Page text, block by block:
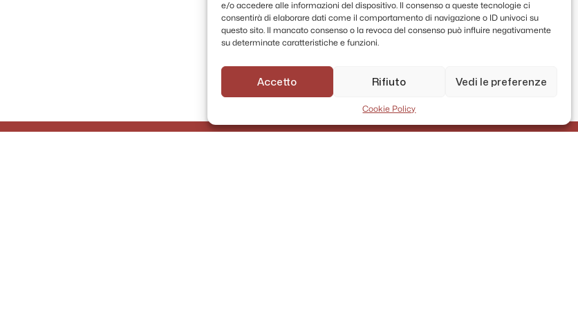
e/o accedere alle informazioni del dispositivo. Il consenso a queste tecnologie ci
consentirà di elaborare dati come il comportamento di navigazione o ID univoci su
questo sito. Il mancato consenso o la revoca del consenso può influire negativamente
su determinate caratteristiche e funzioni.
Accetto Rifiuto Vedi le preferenze
Cookie Policy